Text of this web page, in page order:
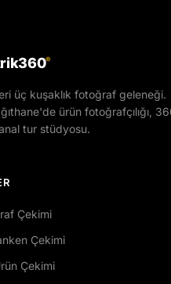
®
üç kuşaklık fotoğraf geleneği.
ürün fotoğrafçılığı,
tur stüdyosu.
Çekimi
Çekimi
Çekimi